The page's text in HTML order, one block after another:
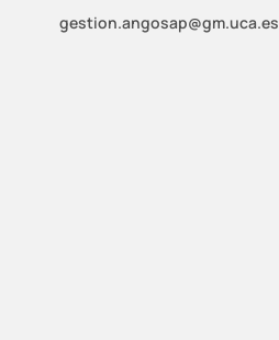
gestion.angosap@gm.uca.es